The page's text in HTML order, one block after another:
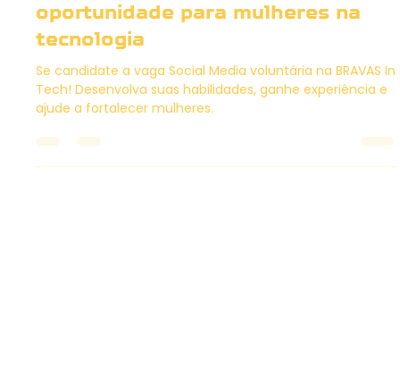
BRAVAS In Tech abre vaga para
Social Media voluntária:
oportunidade para mulheres na
tecnologia
ajude a fortalecer mulheres.